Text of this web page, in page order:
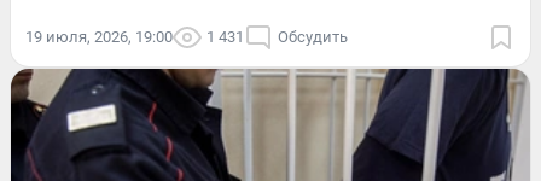
19 июля, 2026, 19:00 1 431 Обсудить